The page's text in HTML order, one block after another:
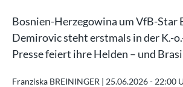
Bosnien-Herzegowina um VfB-Star
Demirovic steht erstmals in der K.-
Presse feiert ihre Helden – und
Franziska BREININGER | 25.06.2026 - 22:00